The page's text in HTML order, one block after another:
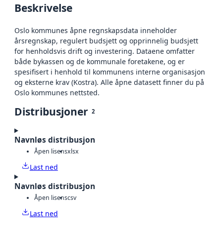
Beskrivelse
Oslo kommunes åpne regnskapsdata inneholder
årsregnskap, regulert budsjett og opprinnelig budsjett
for henholdsvis drift og investering. Dataene omfatter
både bykassen og de kommunale foretakene, og er
spesifisert i henhold til kommunens interne organisasjon
og eksterne krav (Kostra). Alle åpne datasett finner du på
Oslo kommunes nettsted.
Distribusjoner 2
Navnløs distribusjon
Åpen lisensxlsx
Last ned
Navnløs distribusjon
Åpen lisenscsv
Last ned